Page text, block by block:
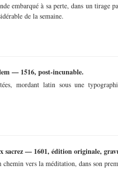
embarqué à sa perte, dans un tirage
de la semaine.
— 1516, post-incunable.
mordant latin sous une
sacrez — 1601, édition originale,
chemin vers la méditation, dans son